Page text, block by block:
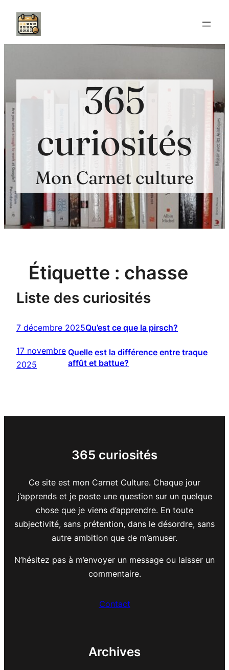
Aller
contenu
365
curiosités
Mon Carnet culture
Étiquette : chasse
Liste des curiosités
7 décembre 2025Qu’est ce que la pirsch?
17 novembre
2025
Quelle est la différence entre traque
affût et battue?
365 curiosités
Ce site est mon Carnet Culture. Chaque jour
j’apprends et je poste une question sur un quelque
chose que je viens d’apprendre. En toute
subjectivité, sans prétention, dans le désordre, sans
autre ambition que de m’amuser.
N’hésitez pas à m’envoyer un message ou laisser un
commentaire.
Contact
Archives